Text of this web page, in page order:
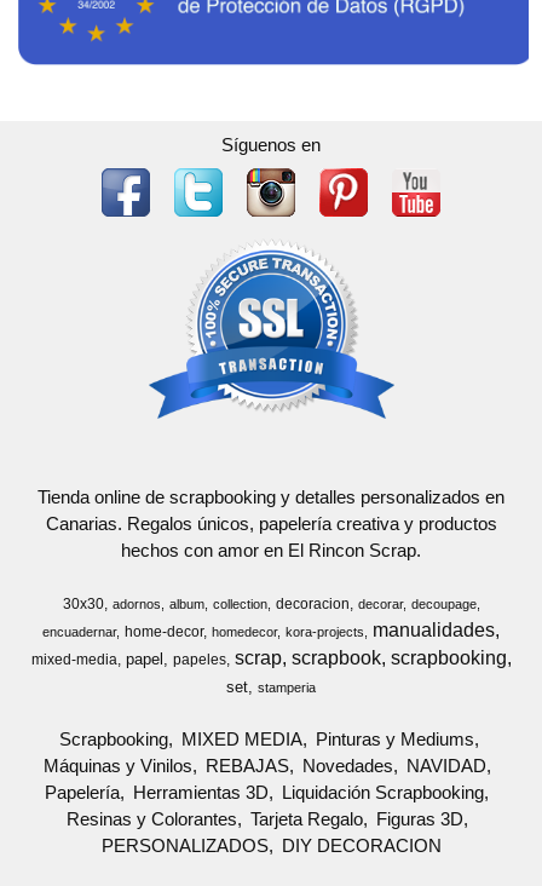
Síguenos en
Tienda online de scrapbooking y detalles personalizados en
Canarias. Regalos únicos, papelería creativa y productos
hechos con amor en El Rincon Scrap.
30x30 adornos album collection decoracion decorar
decoupage
encuadernar
home-decor homedecor kora-projects manualidades
mixed-media papel papeles scrap scrapbook scrapbooking
set stamperia
Scrapbooking MIXED MEDIA
Pinturas y Mediums
Máquinas y Vinilos
REBAJAS Novedades
NAVIDAD
Papelería
Herramientas 3D
Liquidación Scrapbooking
Resinas y Colorantes
Tarjeta Regalo
Figuras 3D
PERSONALIZADOS
DIY DECORACION